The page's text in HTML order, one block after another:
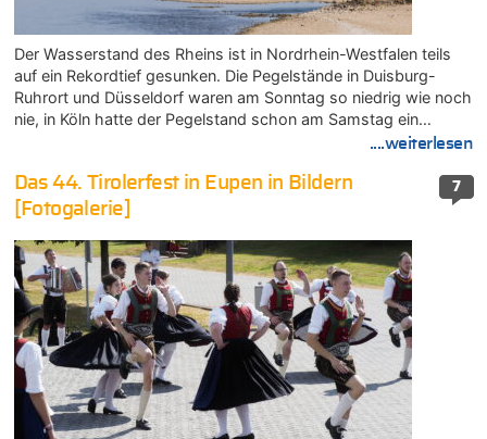
Der Wasserstand des Rheins ist in Nordrhein-Westfalen teils
auf ein Rekordtief gesunken. Die Pegelstände in Duisburg-
Ruhrort und Düsseldorf waren am Sonntag so niedrig wie noch
nie, in Köln hatte der Pegelstand schon am Samstag ein…
....weiterlesen
7
Das 44. Tirolerfest in Eupen in Bildern
[Fotogalerie]